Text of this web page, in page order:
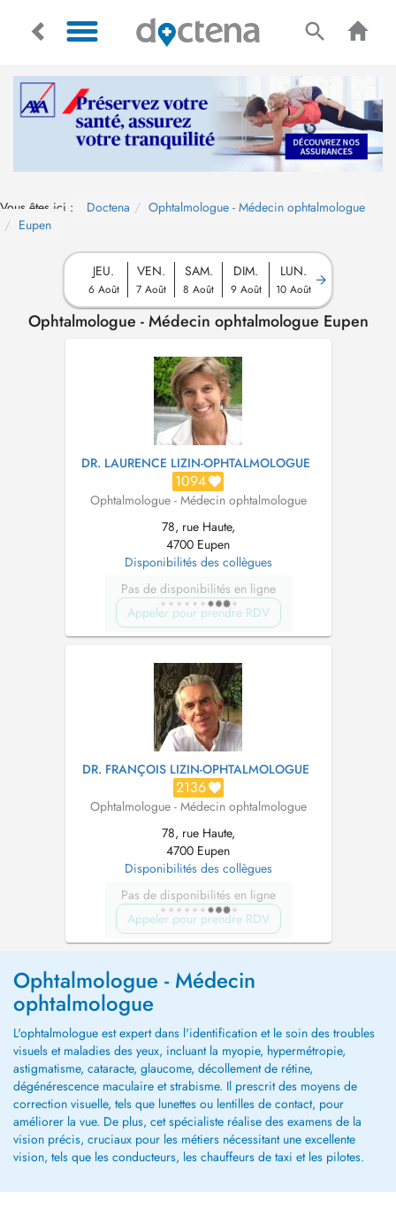
Vous êtes ici : Doctena
Ophtalmologue - Médecin ophtalmologue
Eupen
JEU.
6 Août
VEN.
7 Août
SAM.
8 Août
DIM.
9 Août
LUN.
10 Août
Ophtalmologue - Médecin ophtalmologue Eupen
DR. LAURENCE LIZIN-OPHTALMOLOGUE
1094
Ophtalmologue - Médecin ophtalmologue
78, rue Haute,
4700 Eupen
Disponibilités des collègues
Pas de disponibilités en ligne
Appeler pour prendre RDV
DR. FRANÇOIS LIZIN-OPHTALMOLOGUE
2136
Ophtalmologue - Médecin ophtalmologue
78, rue Haute,
4700 Eupen
Disponibilités des collègues
Pas de disponibilités en ligne
Appeler pour prendre RDV
Ophtalmologue - Médecin
ophtalmologue
L'ophtalmologue est expert dans l'identification et le soin des troubles
visuels et maladies des yeux, incluant la myopie, hypermétropie,
astigmatisme, cataracte, glaucome, décollement de rétine,
dégénérescence maculaire et strabisme. Il prescrit des moyens de
correction visuelle, tels que lunettes ou lentilles de contact, pour
améliorer la vue. De plus, cet spécialiste réalise des examens de la
vision précis, cruciaux pour les métiers nécessitant une excellente
vision, tels que les conducteurs, les chauffeurs de taxi et les pilotes.